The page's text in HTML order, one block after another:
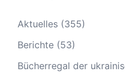
Aktuelles (355)
Berichte (53)
Bücherregal der